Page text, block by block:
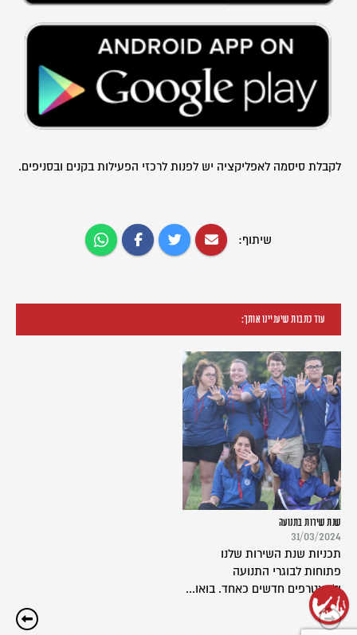
לקבלת סיסמה לאפליקציה יש לפנות לרכזי הפעילות בקנים ובסניפים.
שיתוף:
עוד כתבות שיעניינו אותך:
שנת שירות בתנועה
31/03/2024
תכניות שנת השירות שלנו
פתוחות לבוגרי התנועה
ולמצטרפים חדשים כאחד. בואו...